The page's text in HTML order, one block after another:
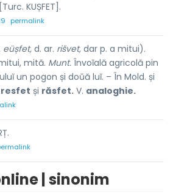
KUȘFET].
permalink
eüșfet, d. ar. rišvet, dar p. a mitui).
mită. Munt. Învoĭală agricolă pin
un pogon și doŭă luĭ. – În Mold. și
resfet și răsfet. V. analoghie.
| sinonim